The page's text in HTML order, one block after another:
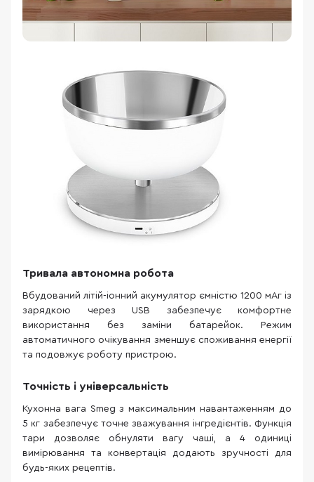
Тривала автономна робота
Вбудований літій-іонний акумулятор ємністю 1200 мАг із
зарядкою через USB забезпечує комфортне
використання без заміни батарейок. Режим
автоматичного очікування зменшує споживання енергії
та подовжує роботу пристрою.
Точність і універсальність
Кухонна вага Smeg з максимальним навантаженням до
5 кг забезпечує точне зважування інгредієнтів. Функція
тари дозволяє обнуляти вагу чаші, а 4 одиниці
вимірювання та конвертація додають зручності для
будь-яких рецептів.